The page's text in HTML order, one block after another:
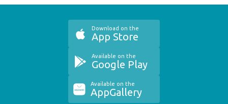
Download on the
App Store
Available on the
Google Play
Available on the
AppGallery